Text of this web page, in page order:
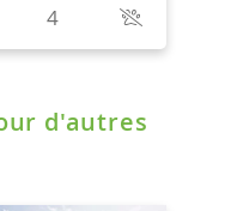
d'autres